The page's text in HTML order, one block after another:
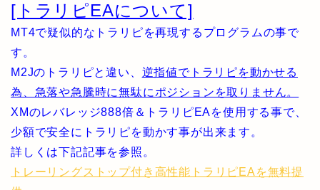
[トラリピEAについて]
MT4で疑似的なトラリピを再現するプログラムの事で
す。
M2Jのトラリピと違い、 逆指値でトラリピを動かせる
為、急落や急騰時に無駄にポジションを取りません。
XMのレバレッジ888倍＆トラリピEAを使用する事で、
少額で安全にトラリピを動かす事が出来ます。
詳しくは下記記事を参照。
トレーリングストップ付き高性能トラリピEAを無料提